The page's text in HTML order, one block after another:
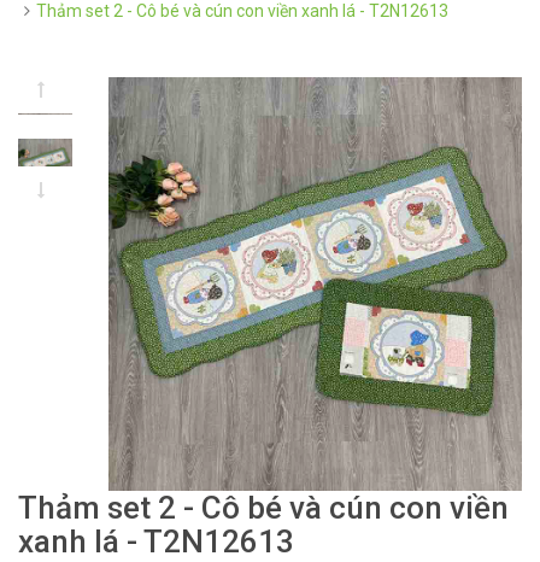
Thảm set 2 - Cô bé và cún con viền xanh lá - T2N12613
Thảm set 2 - Cô bé và cún con viền
xanh lá - T2N12613